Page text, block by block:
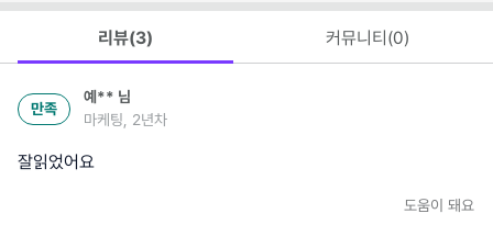
리뷰(3) 커뮤니티(0)
만족
예** 님
마케팅, 2년차
잘읽었어요
도움이 돼요